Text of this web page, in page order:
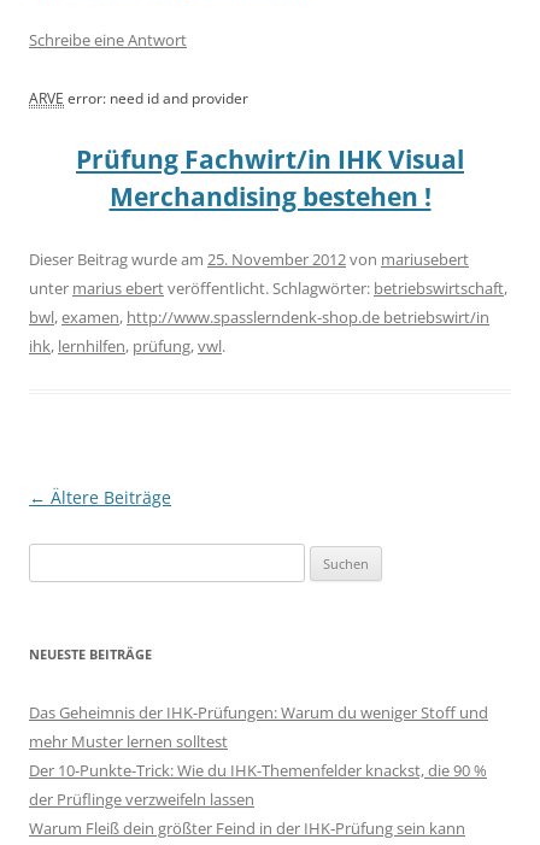
Schreibe eine Antwort
ARVE error: need id and provider
Prüfung Fachwirt/in IHK Visual
Merchandising bestehen !
Dieser Beitrag wurde am 25. November 2012von mariusebert
unter marius ebertveröffentlicht. Schlagwörter: betriebswirtschaft,
bwl,examen, http://www.spasslerndenk-shop.de betriebswirt/in
ihk, lernhilfen, prüfung,vwl.
Beitragsnavigation
← Ältere Beiträge
nach:
NEUESTE BEITRÄGE
Das Geheimnis der IHK-Prüfungen: Warum du weniger Stoff und
mehr Muster lernen solltest
Der 10-Punkte-Trick: Wie du IHK-Themenfelder knackst, die 90 %
der Prüflinge verzweifeln lassen
Warum Fleiß dein größter Feind in der IHK-Prüfung sein kann